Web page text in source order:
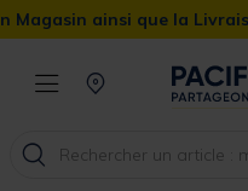
que la Livraison